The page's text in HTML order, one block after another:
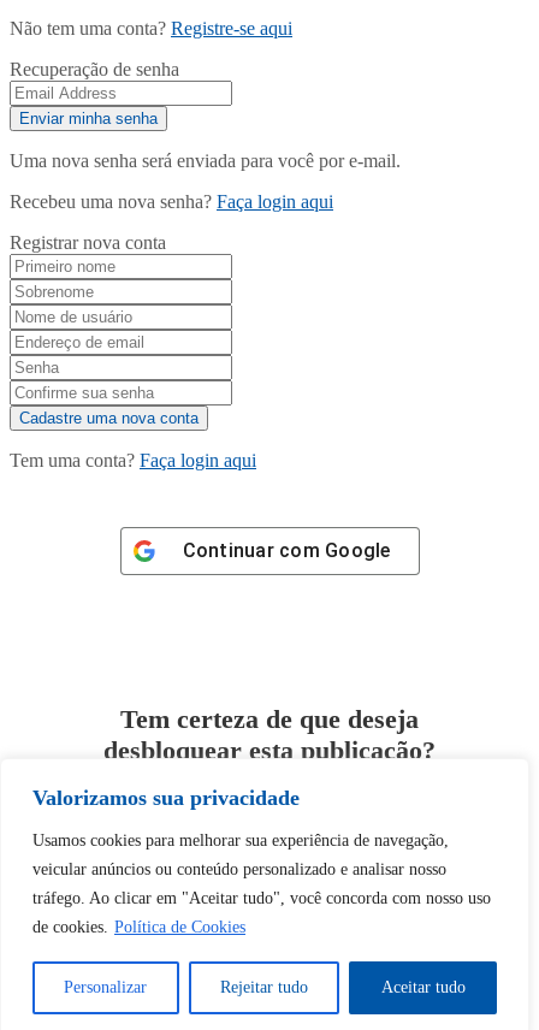
Valorizamos sua privacidade
Usamos cookies para melhorar sua experiência de navegação,
veicular anúncios ou conteúdo personalizado e analisar nosso
tráfego. Ao clicar em "Aceitar tudo", você concorda com nosso uso
de cookies. Política de Cookies
Personalizar Rejeitar tudo Aceitar tudo
Não tem uma conta? Registre-se aqui
Recuperação de senha
Uma nova senha será enviada para você por e-mail.
Recebeu uma nova senha? Faça login aqui
Registrar nova conta
Tem uma conta? Faça login aqui
Continuar com Google
Tem certeza de que deseja
desbloquear esta publicação?
Sim Não